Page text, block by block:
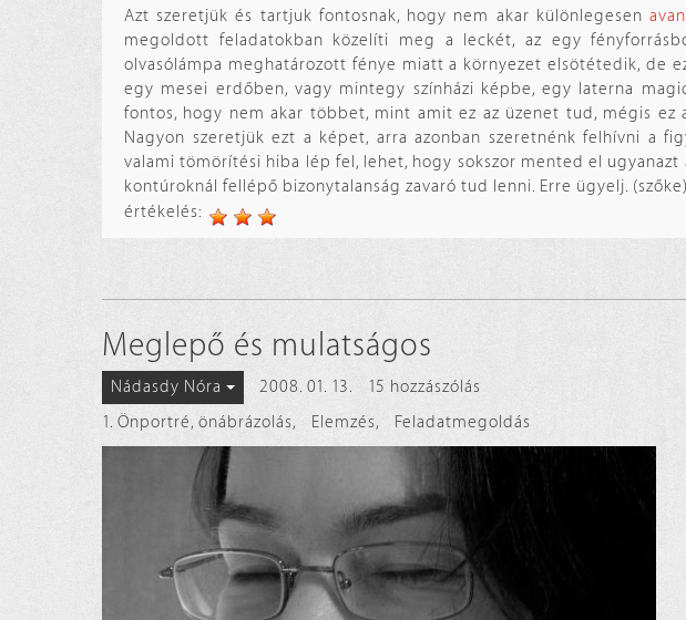
Azt szeretjük és tartjuk fontosnak, hogy nem akar különlegesen
megoldott feladatokban közelíti meg a leckét, az egy
olvasólámpa meghatározott fénye miatt a környezet elsötétedik, de
egy mesei erdőben, vagy mintegy színházi képbe, egy laterna
fontos, hogy nem akar többet, mint amit ez az üzenet tud, mégis
Nagyon szeretjük ezt a képet, arra azonban szeretnénk felhívni a
valami tömörítési hiba lép fel, lehet, hogy sokszor mented el
kontúroknál fellépő bizonytalanság zavaró tud lenni. Erre ügyelj. (szőke)
értékelés:
Meglepő és mulatságos
Nádasdy Nóra 2008. 01. 13.
15 hozzászólás
1. Önportré, önábrázolás, Elemzés, Feladatmegoldás